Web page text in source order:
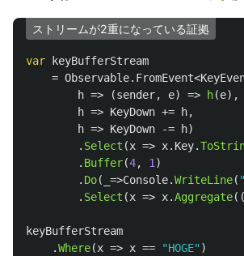
ストリームが2重になっている証拠
var
keyBufferStream
= Observable. FromEvent<
h => (sender, e) => h(e),
h => KeyDown += h,
h => KeyDown -= h)
. Select (x => x. Key.
. Buffer(4, 1)
. Do( =>Console.WriteLine(
. Select (x => x.Aggregate((
keyBufferStream
.Where(x => x == "HOGE" )